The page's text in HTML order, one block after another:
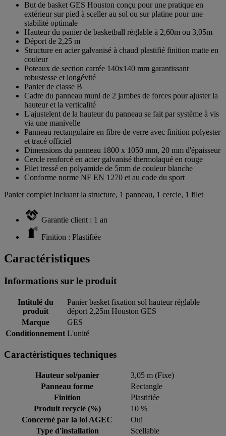
But de basket GES Houston conçu pour une pratique en
extérieur sur pied à sceller au sol ou sur platine pour une
stabilité optimale
Hauteur du panier de basketball réglable à 2,60m ou 3,05m
Déport de 2,25 m
Structure en acier galvanisé à chaud plastifié finition matte en
couleur
Poteaux de section carrée 140x140 mm garantissant
robustesse et longévité
Panier de classe B
Cadre du panneau muni de 2 jambes de forces pour ajuster la
hauteur et la verticalité
L'ajustelent de la hauteur du panneau se fait par système à vis
via une manivelle
Panneau rectangulaire en fibre de verre avec finition polyester
et tracé officiel
Dimensions du panneau 1800 x 1050 mm, 20 mm d'épaisseur
Cercle renforcé en acier galvanisé thermolaqué en rouge
Filet tressé en polyamide de 5mm de couleur blanche
Conforme norme NF EN 1270 et au code du sport
Panier complet incluant la structure, 1 panneau, 1 cercle, 1 filet
Garantie client : 1 an
Finition : Plastifiée
Caractéristiques
Informations sur le produit
Intitulé du
produit
Panier basket fixation sol hauteur réglable
déport 2,25m Houston GES
Marque
GES
Conditionnement L'unité
Caractéristiques techniques
Hauteur sol/panier
3,05 m (Fixe)
Panneau forme
Rectangle
Finition
Plastifiée
Produit recyclé (%)
10 %
Concerné par la loi AGEC
Oui
Type d'installation
Scellable